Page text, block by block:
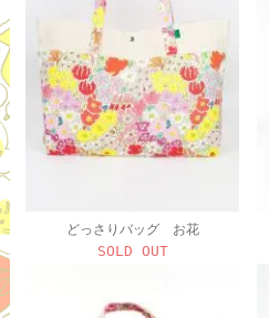
どっさりバッグ お花
SOLD OUT